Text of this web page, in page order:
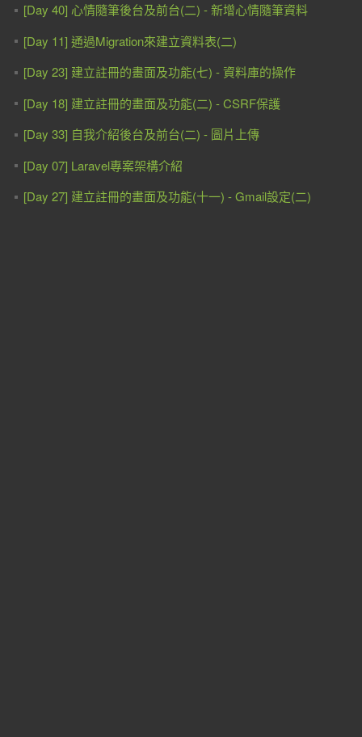
[Day 40] 心情隨筆後台及前台(二) - 新增心情隨筆資料
[Day 11] 通過Migration來建立資料表(二)
[Day 23] 建立註冊的畫面及功能(七) - 資料庫的操作
[Day 18] 建立註冊的畫面及功能(二) - CSRF保護
[Day 33] 自我介紹後台及前台(二) - 圖片上傳
[Day 07] Laravel專案架構介紹
[Day 27] 建立註冊的畫面及功能(十一) - Gmail設定(二)